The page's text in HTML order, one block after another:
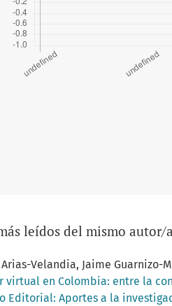
leídos del mismo autor/
Velandia, Jaime Guarnizo-
virtual en Colombia: entre la
Editorial: Aportes a la